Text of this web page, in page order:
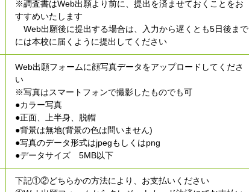
※調査書はWeb出願より前に、提出を済ませておくことをお
すすめいたします
Web出願後に提出する場合は、入力から遅くとも5日後まで
には本校に届くように提出してください
Web出願フォームに顔写真データをアップロードしてくださ
い
※写真はスマートフォンで撮影したものでも可
●カラー写真
●正面、上半身、脱帽
●背景は無地(背景の色は問いません)
●写真のデータ形式はjpegもしくはpng
●データサイズ 5MB以下
下記①②どちらかの方法により、お支払いください